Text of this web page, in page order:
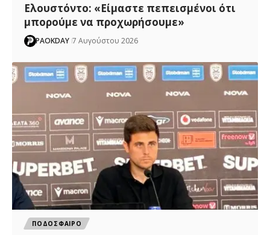
Ελουστόντο: «Είμαστε πεπεισμένοι ότι
μπορούμε να προχωρήσουμε»
PAOKDAY 7 Αυγούστου 2026
ΠΟΔΟΣΦΑΙΡΟ